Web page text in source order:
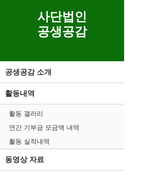
사단법인
공생공감
공생공감 소개
활동내역
활동 갤러리
연간 기부금 모금액 내역
활동 실적내역
동영상 자료